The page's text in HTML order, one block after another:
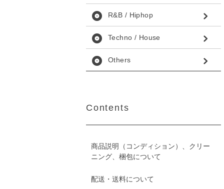
album R&B / Hiphop
album Techno / House
album Others
Contents
商品説明（コンディション）、クリー
ニング、梱包について
配送・送料について